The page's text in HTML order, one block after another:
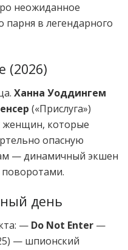
неожиданное
в легендарного
(2026)
Ханна Уоддингем
(«Прислуга»)
женщин, которые
опасную
— динамичный экшен
день
— Do Not Enter —
— шпионский